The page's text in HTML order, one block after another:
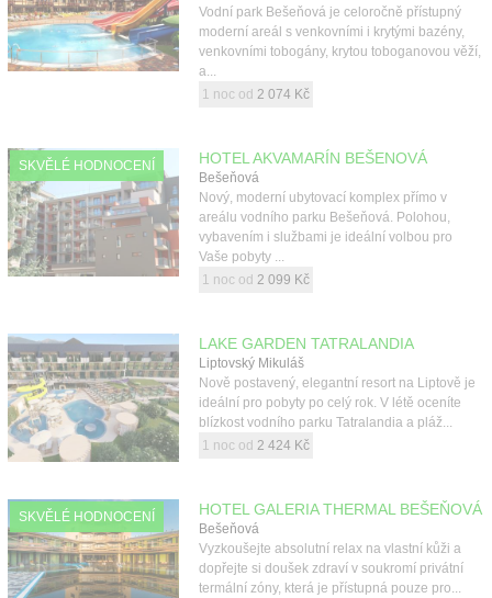
Vodní park Bešeňová je celoročně přístupný
moderní areál s venkovními i krytými bazény,
venkovními tobogány, krytou toboganovou věží,
a...
1 noc od 2 074 Kč
SKVĚLÉ HODNOCENÍ HOTEL AKVAMARÍN BEŠENOVÁ
Bešeňová
Nový, moderní ubytovací komplex přímo v
areálu vodního parku Bešeňová. Polohou,
vybavením i službami je ideální volbou pro
Vaše pobyty ...
1 noc od 2 099 Kč
LAKE GARDEN TATRALANDIA
Liptovský Mikuláš
Nově postavený, elegantní resort na Liptově je
ideální pro pobyty po celý rok. V létě oceníte
blízkost vodního parku Tatralandia a pláž...
1 noc od 2 424 Kč
SKVĚLÉ HODNOCENÍ HOTEL GALERIA THERMAL BEŠEŇOVÁ
Bešeňová
Vyzkoušejte absolutní relax na vlastní kůži a
dopřejte si doušek zdraví v soukromí privátní
termální zóny, která je přístupná pouze pro...